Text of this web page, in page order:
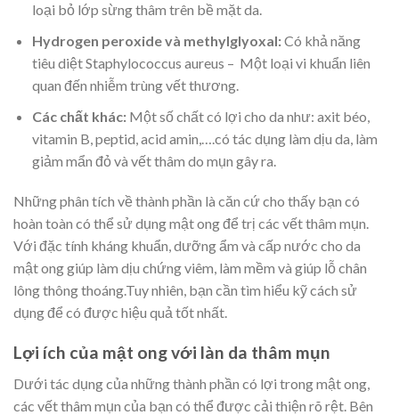
loại bỏ lớp sừng thâm trên bề mặt da.
Hydrogen peroxide và methylglyoxal:Có khả năng
tiêu diệt Staphylococcus aureus – Một loại vi khuẩn liên
quan đến nhiễm trùng vết thương.
Các chất khác:Một số chất có lợi cho da như: axit béo,
vitamin B, peptid, acid amin,….có tác dụng làm dịu da, làm
giảm mẩn đỏ và vết thâm do mụn gây ra.
Những phân tích về thành phần là căn cứ cho thấy bạn có
hoàn toàn có thể sử dụng mật ong để trị các vết thâm mụn.
Với đặc tính kháng khuẩn, dưỡng ẩm và cấp nước cho da
mật ong giúp làm dịu chứng viêm, làm mềm và giúp lỗ chân
lông thông thoáng.Tuy nhiên, bạn cần tìm hiểu kỹ cách sử
dụng để có được hiệu quả tốt nhất.
Lợi ích của mật ong với làn da thâm mụn
Dưới tác dụng của những thành phần có lợi trong mật ong,
các vết thâm mụn của bạn có thể được cải thiện rõ rệt. Bên